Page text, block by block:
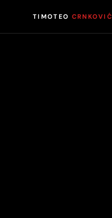
TIMOTEO CRNKOVIĆ